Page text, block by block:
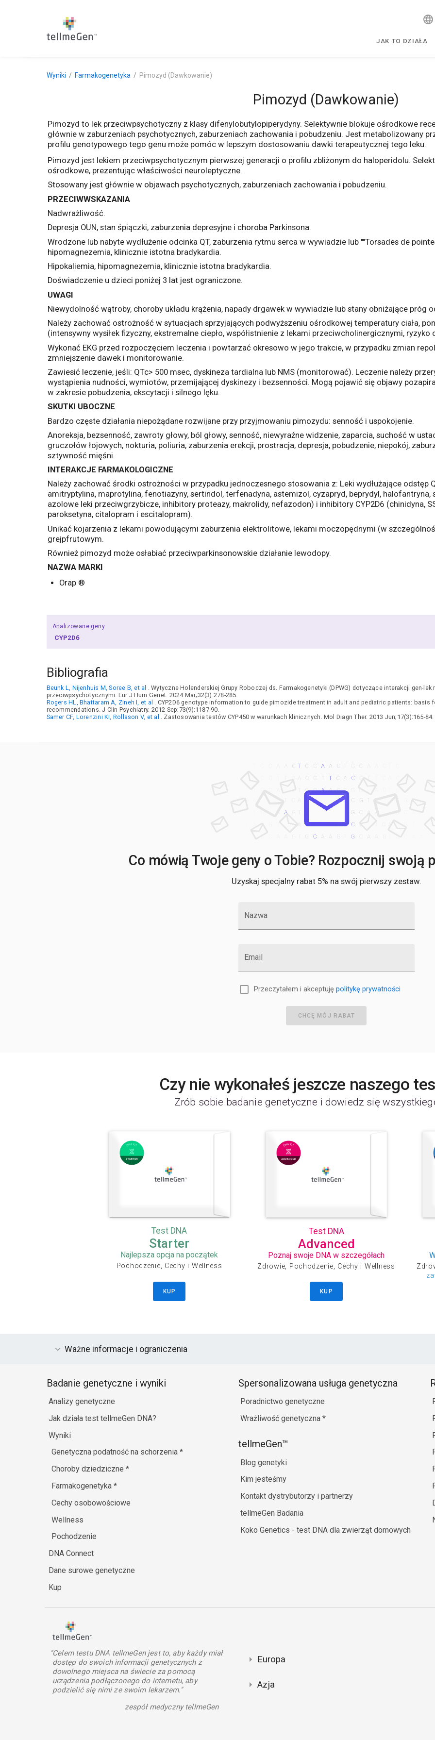
JAK TO DZIAŁA
Wyniki Farmakogenetyka Pimozyd (Dawkowanie)
Pimozyd (Dawkowanie)
Pimozyd to lek przeciwpsychotyczny z klasy difenylobutylopiperydyny. Selektywnie blokuje ośrodkowe
głównie w zaburzeniach psychotycznych, zaburzeniach zachowania i pobudzeniu. Jest metabolizowany
profilu genotypowego tego genu może pomóc w lepszym dostosowaniu dawki terapeutycznej tego leku.
Pimozyd jest lekiem przeciwpsychotycznym pierwszej generacji o profilu zbliżonym do haloperidolu.
ośrodkowe, prezentując właściwości neuroleptyczne.
Stosowany jest głównie w objawach psychotycznych, zaburzeniach zachowania i pobudzeniu.
PRZECIWWSKAZANIA
Nadwrażliwość.
Depresja OUN, stan śpiączki, zaburzenia depresyjne i choroba Parkinsona.
Wrodzone lub nabyte wydłużenie odcinka QT, zaburzenia rytmu serca w wywiadzie lub ""Torsades de
hipomagnezemia, klinicznie istotna bradykardia.
Hipokaliemia, hipomagnezemia, klinicznie istotna bradykardia.
Doświadczenie u dzieci poniżej 3 lat jest ograniczone.
UWAGI
Niewydolność wątroby, choroby układu krążenia, napady drgawek w wywiadzie lub stany obniżające próg
Należy zachować ostrożność w sytuacjach sprzyjających podwyższeniu ośrodkowej temperatury ciała,
(intensywny wysiłek fizyczny, ekstremalne ciepło, współistnienie z lekami przeciwcholinergicznymi, ryzyko
Wykonać EKG przed rozpoczęciem leczenia i powtarzać okresowo w jego trakcie, w przypadku zmian
zmniejszenie dawek i monitorowanie.
Zawiesić leczenie, jeśli: QTc> 500 msec, dyskineza tardialna lub NMS (monitorować). Leczenie należy
wystąpienia nudności, wymiotów, przemijającej dyskinezy i bezsenności. Mogą pojawić się objawy
w zakresie pobudzenia, ekscytacji i silnego lęku.
SKUTKI UBOCZNE
Bardzo częste działania niepożądane rozwijane przy przyjmowaniu pimozydu: senność i uspokojenie.
Anoreksja, bezsenność, zawroty głowy, ból głowy, senność, niewyraźne widzenie, zaparcia, suchość w
gruczołów łojowych, nokturia, poliuria, zaburzenia erekcji, prostracja, depresja, pobudzenie, niepokój,
sztywność mięśni.
INTERAKCJE FARMAKOLOGICZNE
Należy zachować środki ostrożności w przypadku jednoczesnego stosowania z: Leki wydłużające odstęp
amitryptylina, maprotylina, fenotiazyny, sertindol, terfenadyna, astemizol, cyzapryd, beprydyl, halofantryna,
azolowe leki przeciwgrzybicze, inhibitory proteazy, makrolidy, nefazodon) i inhibitory CYP2D6 (chinidyna,
paroksetyna, citalopram i escitalopram).
Unikać kojarzenia z lekami powodującymi zaburzenia elektrolitowe, lekami moczopędnymi (w
grejpfrutowym.
Również pimozyd może osłabiać przeciwparkinsonowskie działanie lewodopy.
NAZWA MARKI
Orap ®
Analizowane geny
CYP2D6
Bibliografia
Beunk L, Nijenhuis M, Soree B, et al
. Wytyczne Holenderskiej Grupy Roboczej ds. Farmakogenetyki (DPWG) dotyczące interakcji gen-lek
przeciwpsychotycznymi. Eur J Hum Genet. 2024 Mar;32(3):278-285.
Rogers HL, Bhattaram A, Zineh I, et al
. CYP2D6 genotype information to guide pimozide treatment in adult and pediatric patients: basis
recommendations. J Clin Psychiatry. 2012 Sep;73(9):1187-90.
Samer CF, Lorenzini KI, Rollason V, et al
. Zastosowania testów CYP450 w warunkach klinicznych. Mol Diagn Ther. 2013 Jun;17(3):165-84.
Co mówią Twoje geny o Tobie? Rozpocznij swoją
Uzyskaj specjalny rabat 5% na swój pierwszy zestaw.
Nazwa
Email
Przeczytałem i akceptuję politykę prywatności
CHCĘ MÓJ RABAT
Czy nie wykonałeś jeszcze naszego
Zrób sobie badanie genetyczne i dowiedz się
Test DNA
Starter
Najlepsza opcja na początek
Pochodzenie, Cechy i Wellness
KUP
Test DNA
Advanced
Poznaj swoje DNA w szczegółach
Zdrowie, Pochodzenie, Cechy i Wellness
KUP
Ważne informacje i ograniczenia
Badanie genetyczne i wyniki
Analizy genetyczne
Jak działa test tellmeGen DNA?
Wyniki
Genetyczna podatność na schorzenia *
Choroby dziedziczne *
Farmakogenetyka *
Cechy osobowościowe
Wellness
Pochodzenie
DNA Connect
Dane surowe genetyczne
Kup
Spersonalizowana usługa genetyczna
Poradnictwo genetyczne
Wrażliwość genetyczna *
tellmeGen™
Blog genetyki
Kim jesteśmy
Kontakt dystrybutorzy i partnerzy
tellmeGen Badania
Koko Genetics - test DNA dla zwierząt domowych
"Celem testu DNA tellmeGen jest to, aby każdy miał
dostęp do swoich informacji genetycznych z
dowolnego miejsca na świecie za pomocą
urządzenia podłączonego do internetu, aby
podzielić się nimi ze swoim lekarzem."
zespół medyczny tellmeGen
Europa
Azja